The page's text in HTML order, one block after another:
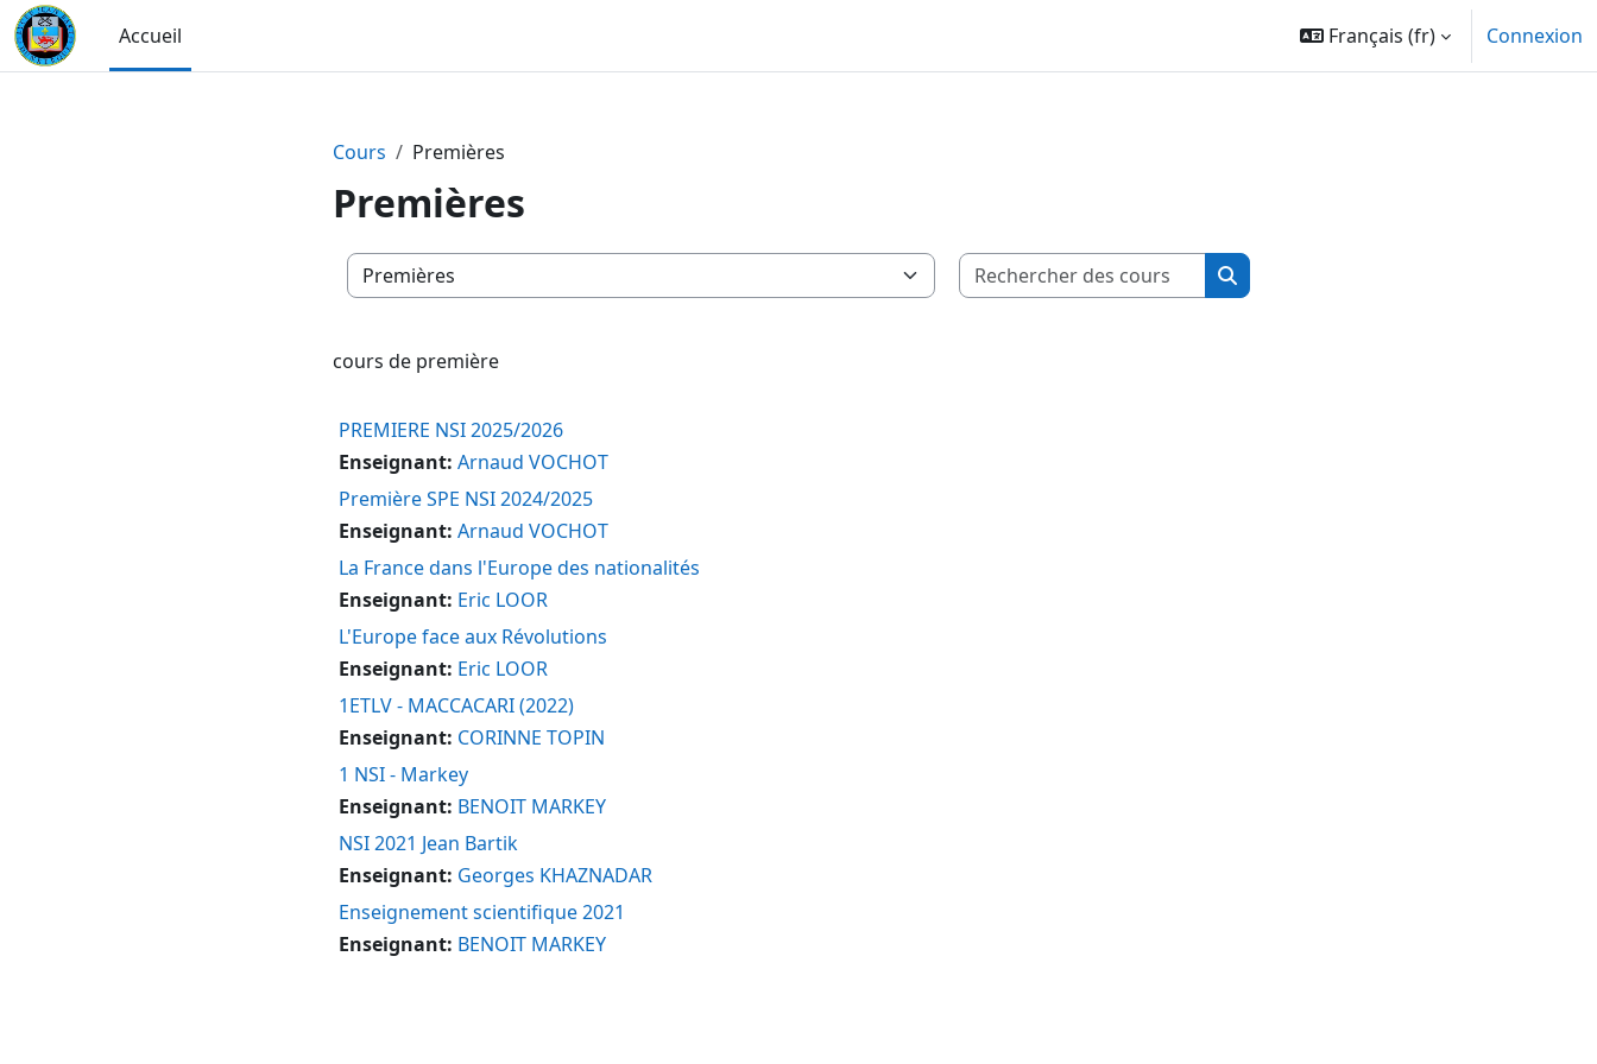
Passer au contenu principal
Accueil
Français ‎(fr)‎ Connexion
Cours Premières
Premières
Catégories de cours
Rechercher des cours
Rechercher des cours
cours de première
PREMIERE NSI 2025/2026
Enseignant: Arnaud VOCHOT
Première SPE NSI 2024/2025
Enseignant: Arnaud VOCHOT
La France dans l'Europe des nationalités
Enseignant: Eric LOOR
L'Europe face aux Révolutions
Enseignant: Eric LOOR
1ETLV - MACCACARI (2022)
Enseignant: CORINNE TOPIN
1 NSI - Markey
Enseignant: BENOIT MARKEY
NSI 2021 Jean Bartik
Enseignant: Georges KHAZNADAR
Enseignement scientifique 2021
Enseignant: BENOIT MARKEY